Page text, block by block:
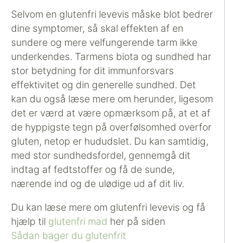
Selvom en glutenfri levevis måske blot bedrer
dine symptomer, så skal effekten af en
sundere og mere velfungerende tarm ikke
underkendes. Tarmens biota og sundhed har
stor betydning for dit immunforsvars
effektivitet og din generelle sundhed. Det
kan du også læse mere om herunder, ligesom
det er værd at være opmærksom på, at et af
de hyppigste tegn på overfølsomhed overfor
gluten, netop er hududslet. Du kan samtidig,
med stor sundhedsfordel, gennemgå dit
indtag af fedtstoffer og få de sunde,
nærende ind og de ulødige ud af dit liv.
Du kan læse mere om glutenfri levevis og få
hjælp til glutenfri mad her på siden
Sådan bager du glutenfrit